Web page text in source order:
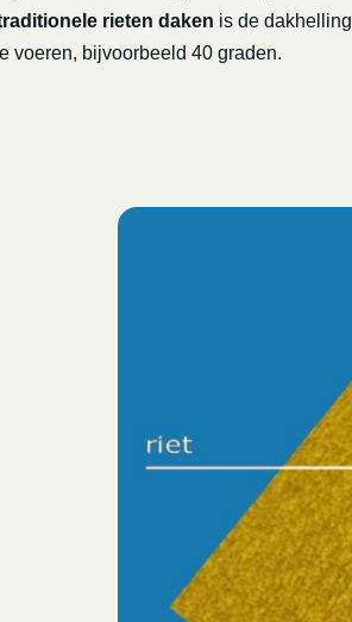
rieten daken is de
voeren, bijvoorbeeld 40 graden.